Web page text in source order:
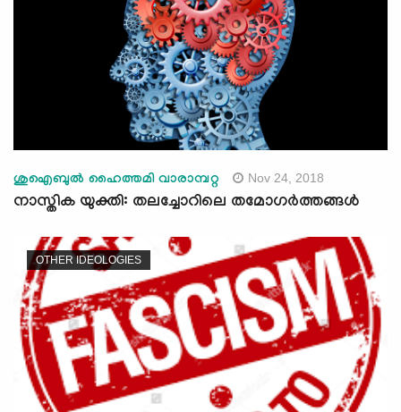
ശുഐബുല്‍ ഹൈത്തമി വാരാമ്പറ്റ Nov 24, 2018
നാസ്തിക യുക്തി: തലച്ചോറിലെ തമോഗര്‍ത്തങ്ങള്‍
OTHER IDEOLOGIES